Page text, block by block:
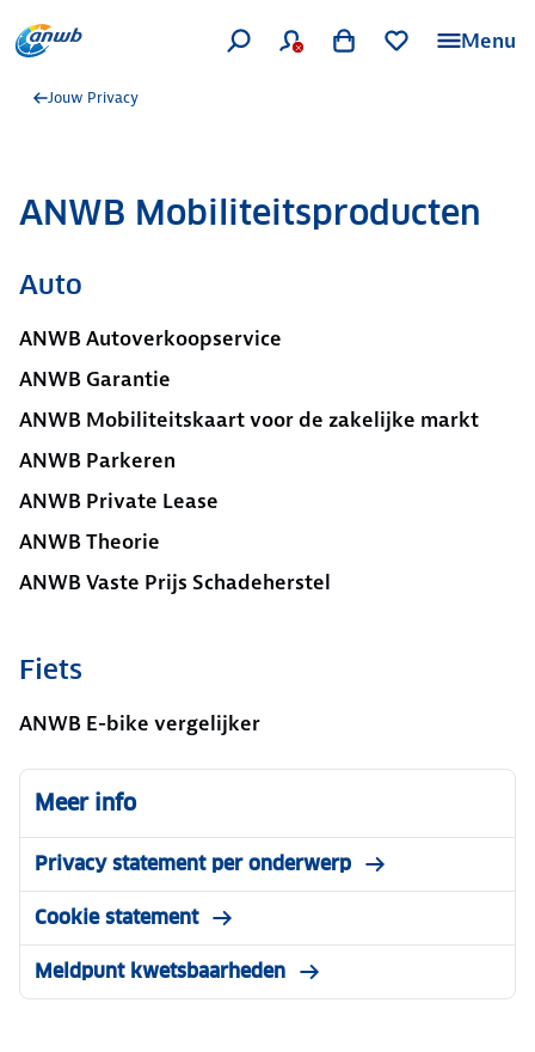
Menu
Jouw Privacy
ANWB Mobiliteitsproducten
Auto
ANWB Autoverkoopservice
ANWB Garantie
ANWB Mobiliteitskaart voor de zakelijke markt
ANWB Parkeren
ANWB Private Lease
ANWB Theorie
ANWB Vaste Prijs Schadeherstel
Fiets
ANWB E-bike vergelijker
Meer info
Privacy statement per onderwerp
Cookie statement
Meldpunt kwetsbaarheden